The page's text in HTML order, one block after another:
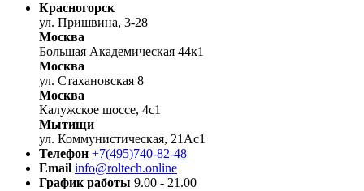
Красногорск
ул. Пришвина, 3-28
Москва
Большая Академическая 44к1
Москва
ул. Стахановская 8
Москва
Калужское шоссе, 4с1
Мытищи
ул. Коммунистическая, 21Ас1
Телефон +7(495)740-82-48
Email info@roltech.online
График работы 9.00 - 21.00